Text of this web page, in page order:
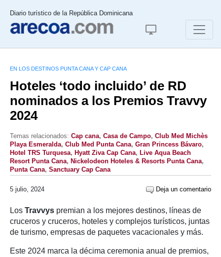
Diario turístico de la República Dominicana
EN LOS DESTINOS PUNTA CANA Y CAP CANA
Hoteles ‘todo incluido’ de RD
nominados a los Premios Travvy
2024
Temas relacionados: Cap cana, Casa de Campo, Club Med Michès
Playa Esmeralda, Club Med Punta Cana, Gran Princess Bávaro,
Hotel TRS Turquesa, Hyatt Ziva Cap Cana, Live Aqua Beach
Resort Punta Cana, Nickelodeon Hoteles & Resorts Punta Cana,
Punta Cana, Sanctuary Cap Cana
5 julio, 2024 Deja un comentario
Los Travvys premian a los mejores destinos, líneas de
cruceros y cruceros, hoteles y complejos turísticos, juntas
de turismo, empresas de paquetes vacacionales y más.
Este 2024 marca la décima ceremonia anual de premios,